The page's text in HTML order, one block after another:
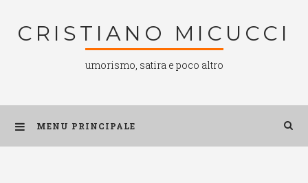
CRISTIANO MICUCCI
umorismo, satira e poco altro
MENU PRINCIPALE